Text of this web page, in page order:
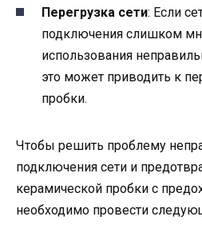
Перегрузка сети: Если
подключения слишком
использования
это может приводить к
пробки.
Чтобы решить проблему
подключения сети и
керамической пробки с
необходимо провести